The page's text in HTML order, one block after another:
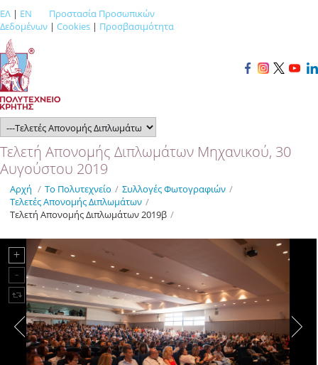
ΕΛ | EN
Προστασία Προσωπικών
Δεδομένων | Cookies | Προσβασιμότητα
Τελετή Απονομής Διπλωμάτων Μηχανικού, 30
Αυγούστου 2019
Αρχή / Το Πολυτεχνείο / Συλλογές Φωτογραφιών /
Τελετές Απονομής Διπλωμάτων /
Τελετή Απονομής Διπλωμάτων 2019β /